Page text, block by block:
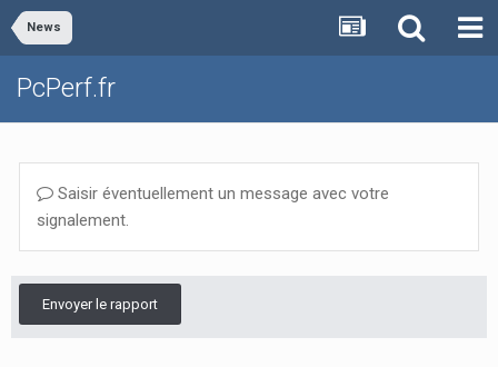
News
PcPerf.fr
Saisir éventuellement un message avec votre
signalement.
Envoyer le rapport